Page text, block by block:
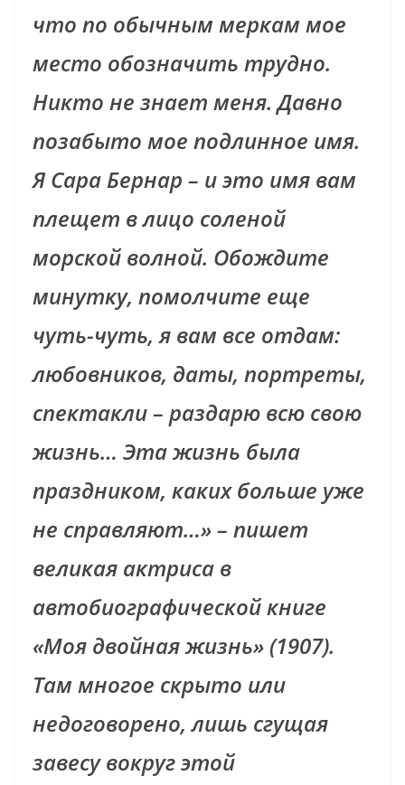
что по обычным меркам мое
место обозначить трудно.
Никто не знает меня. Давно
позабыто мое подлинное имя.
Я Сара Бернар – и это имя вам
плещет в лицо соленой
морской волной. Обождите
минутку, помолчите еще
чуть-чуть, я вам все отдам:
любовников, даты, портреты,
спектакли – раздарю всю свою
жизнь… Эта жизнь была
праздником, каких больше уже
не справляют…» – пишет
великая актриса в
автобиографической книге
«Моя двойная жизнь» (1907).
Tам многое скрыто или
недоговорено, лишь сгущая
завесу вокруг этой